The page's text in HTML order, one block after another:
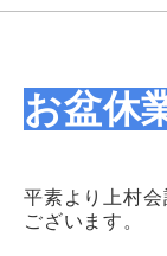
ご相談の流れ
採用情報
個人情報保護
お盆休
平素より上村
ございます。